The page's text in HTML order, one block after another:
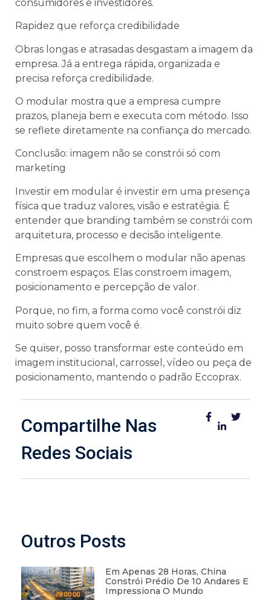
consumidores e investidores.
Rapidez que reforça credibilidade
Obras longas e atrasadas desgastam a imagem da
empresa. Já a entrega rápida, organizada e
precisa reforça credibilidade.
O modular mostra que a empresa cumpre
prazos, planeja bem e executa com método. Isso
se reflete diretamente na confiança do mercado.
Conclusão: imagem não se constrói só com
marketing
Investir em modular é investir em uma presença
física que traduz valores, visão e estratégia. É
entender que branding também se constrói com
arquitetura, processo e decisão inteligente.
Empresas que escolhem o modular não apenas
constroem espaços. Elas constroem imagem,
posicionamento e percepção de valor.
Porque, no fim, a forma como você constrói diz
muito sobre quem você é.
Se quiser, posso transformar este conteúdo em
imagem institucional, carrossel, vídeo ou peça de
posicionamento, mantendo o padrão Eccoprax.
Compartilhe Nas
Redes Sociais
Outros Posts
Em Apenas 28 Horas, China
Constrói Prédio De 10 Andares E
Impressiona O Mundo